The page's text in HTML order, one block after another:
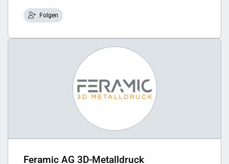
Folgen
Feramic AG 3D-Metalldruck